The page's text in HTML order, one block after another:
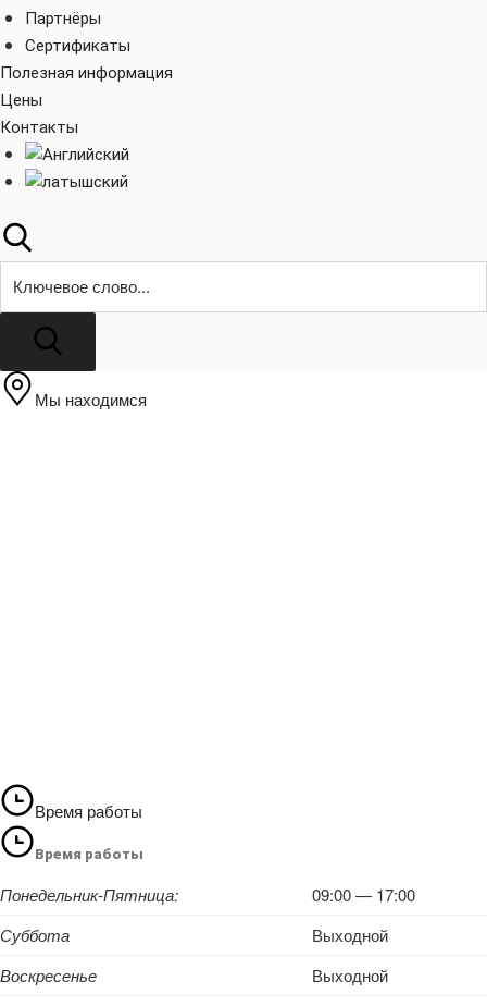
Партнёры
Сертификаты
Полезная информация
Цены
Контакты
Мы находимся
Время работы
Время работы
Понедельник-Пятница:
09:00 — 17:00
Суббота
Выходной
Воскресенье
Выходной